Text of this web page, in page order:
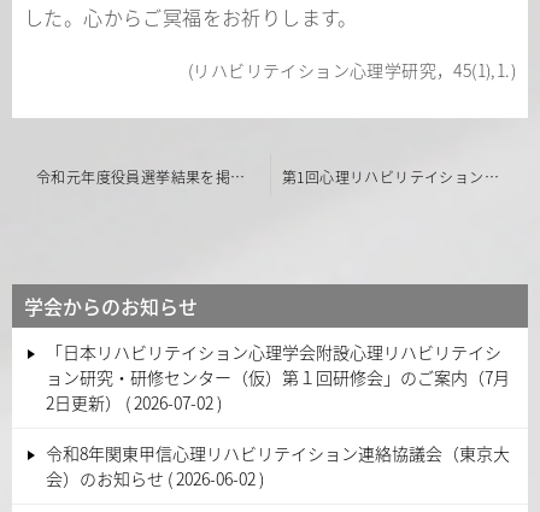
した。心からご冥福をお祈りします。
(リハビリテイション心理学研究，45(1),1.)
ビ
ゲ
ー
ョ
令和元年度役員選挙結果を掲載しました 第1回心理リハビリテイション研修会（2020年春季）のお知らせ
学会からのお知らせ
「日本リハビリテイション心理学会附設心理リハビリテイシ
ョン研究・研修センター（仮）第１回研修会」のご案内（7月
2日更新）
2026-07-02
令和8年関東甲信心理リハビリテイション連絡協議会（東京大
会）のお知らせ 2026-06-02